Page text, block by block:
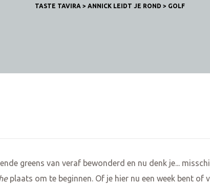
TASTE TAVIRA > ANNICK LEIDT JE ROND > GOLF
greens van veraf bewonderd en nu denk je...
plaats om te beginnen. Of je hier nu een week bent